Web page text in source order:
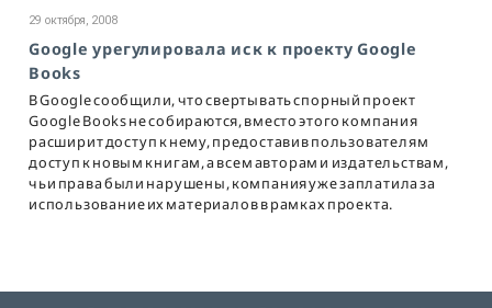
29 октября, 2008
Google урегулировала иск к проекту Google
Books
В Google сообщили, что свертывать спорный проект
Google Books не собираются, вместо этого компания
расширит доступ к нему, предоставив пользователям
доступ к новым книгам, а всем авторам и издательствам,
чьи права были нарушены, компания уже заплатила за
использование их материалов в рамках проекта.